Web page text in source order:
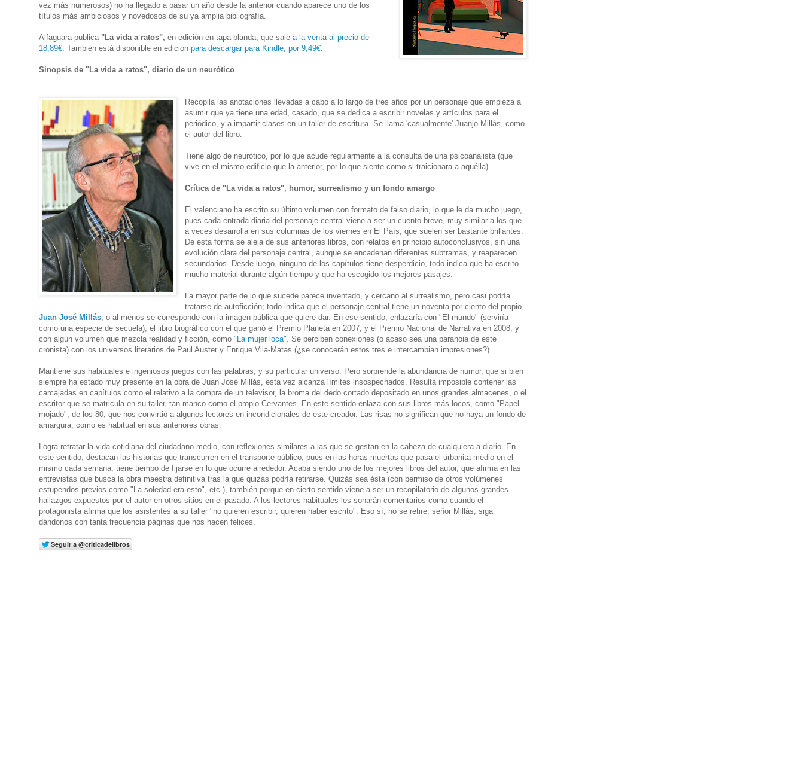
vez más numerosos) no ha llegado a pasar un año desde la anterior cuando aparece uno de los
títulos más ambiciosos y novedosos de su ya amplia bibliografía.
Alfaguara publica "La vida a ratos", en edición en tapa blanda, que sale a la venta al precio de
18,89€. También está disponible en edición para descargar para Kindle, por 9,49€.
Sinopsis de "La vida a ratos", diario de un neurótico
Recopila las anotaciones llevadas a cabo a lo largo de tres años por un personaje que empieza a
asumir que ya tiene una edad, casado, que se dedica a escribir novelas y artículos para el
periódico, y a impartir clases en un taller de escritura. Se llama 'casualmente' Juanjo Millás, como
el autor del libro.
Tiene algo de neurótico, por lo que acude regularmente a la consulta de una psicoanalista (que
vive en el mismo edificio que la anterior, por lo que siente como si traicionara a aquélla).
Crítica de "La vida a ratos", humor, surrealismo y un fondo amargo
El valenciano ha escrito su último volumen con formato de falso diario, lo que le da mucho juego,
pues cada entrada diaria del personaje central viene a ser un cuento breve, muy similar a los que
a veces desarrolla en sus columnas de los viernes en El País, que suelen ser bastante brillantes.
De esta forma se aleja de sus anteriores libros, con relatos en principio autoconclusivos, sin una
evolución clara del personaje central, aunque se encadenan diferentes subtramas, y reaparecen
secundarios. Desde luego, ninguno de los capítulos tiene desperdicio,todo indica que ha escrito
mucho material durante algún tiempo y que ha escogido los mejores pasajes.
La mayor parte de lo que sucede parece inventado, y cercano al surrealismo, pero casi podría
tratarse de autoficción; todo indica que el personaje central tiene un noventa por ciento del propio
Juan José Millás, o al menos se corresponde con la imagen pública que quiere dar. En ese sentido, enlazaría con "El mundo" (serviría
como una especie de secuela), el libro biográfico con el que ganó el Premio Planeta en 2007, y el Premio Nacional de Narrativa en 2008, y
con algún volumen que mezcla realidad y ficción, como "La mujer loca". Se perciben conexiones (o acaso sea una paranoia de este
cronista) con los universos literarios de Paul Auster y Enrique Vila-Matas (¿se conocerán estos tres e intercambian impresiones?).
Mantiene sus habituales e ingeniosos juegos con las palabras, y su particular universo. Pero sorprende la abundancia de humor, que si bien
siempre ha estado muy presente en la obra de Juan José Millás, esta vez alcanza límites insospechados. Resulta imposible contener las
carcajadas en capítulos como el relativo a la compra de un televisor, la broma del dedo cortado depositado en unos grandes almacenes, o el
escritor que se matricula en su taller, tan manco como el propio Cervantes. En este sentido enlaza con sus libros más locos, como "Papel
mojado", de los 80, que nos convirtió a algunos lectores en incondicionales de este creador. Las risas no significan que no haya un fondo de
amargura, como es habitual en sus anteriores obras.
Logra retratar la vida cotidiana del ciudadano medio, con reflexiones similares a las que se gestan en la cabeza de cualquiera a diario. En
este sentido, destacan las historias que transcurren en el transporte público, pues en las horas muertas que pasa el urbanita medio en el
mismo cada semana, tiene tiempo de fijarse en lo que ocurre alrededor. Acaba siendo uno de los mejores libros del autor, que afirma en las
entrevistas que busca la obra maestra definitiva tras la que quizás podría retirarse. Quizás sea ésta (con permiso de otros volúmenes
estupendos previos como "La soledad era esto", etc.), también porque en cierto sentido viene a ser un recopilatorio de algunos grandes
hallazgos expuestos por el autor en otros sitios en el pasado. A los lectores habituales les sonarán comentarios como cuando el
protagonista afirma que los asistentes a su taller "no quieren escribir, quieren haber escrito". Eso sí, no se retire, señor Millás, siga
dándonos con tanta frecuencia páginas que nos hacen felices.